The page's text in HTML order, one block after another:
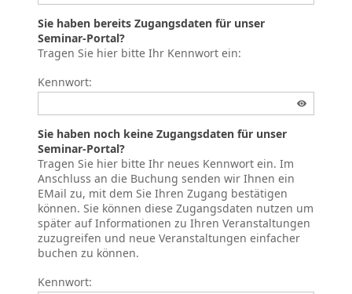
Sie haben bereits Zugangsdaten für unser
Seminar-Portal?
Tragen Sie hier bitte Ihr Kennwort ein:
Kennwort:
Sie haben noch keine Zugangsdaten für unser
Seminar-Portal?
Tragen Sie hier bitte Ihr neues Kennwort ein. Im
Anschluss an die Buchung senden wir Ihnen ein
EMail zu, mit dem Sie Ihren Zugang bestätigen
können. Sie können diese Zugangsdaten nutzen um
später auf Informationen zu Ihren Veranstaltungen
zuzugreifen und neue Veranstaltungen einfacher
buchen zu können.
Kennwort: